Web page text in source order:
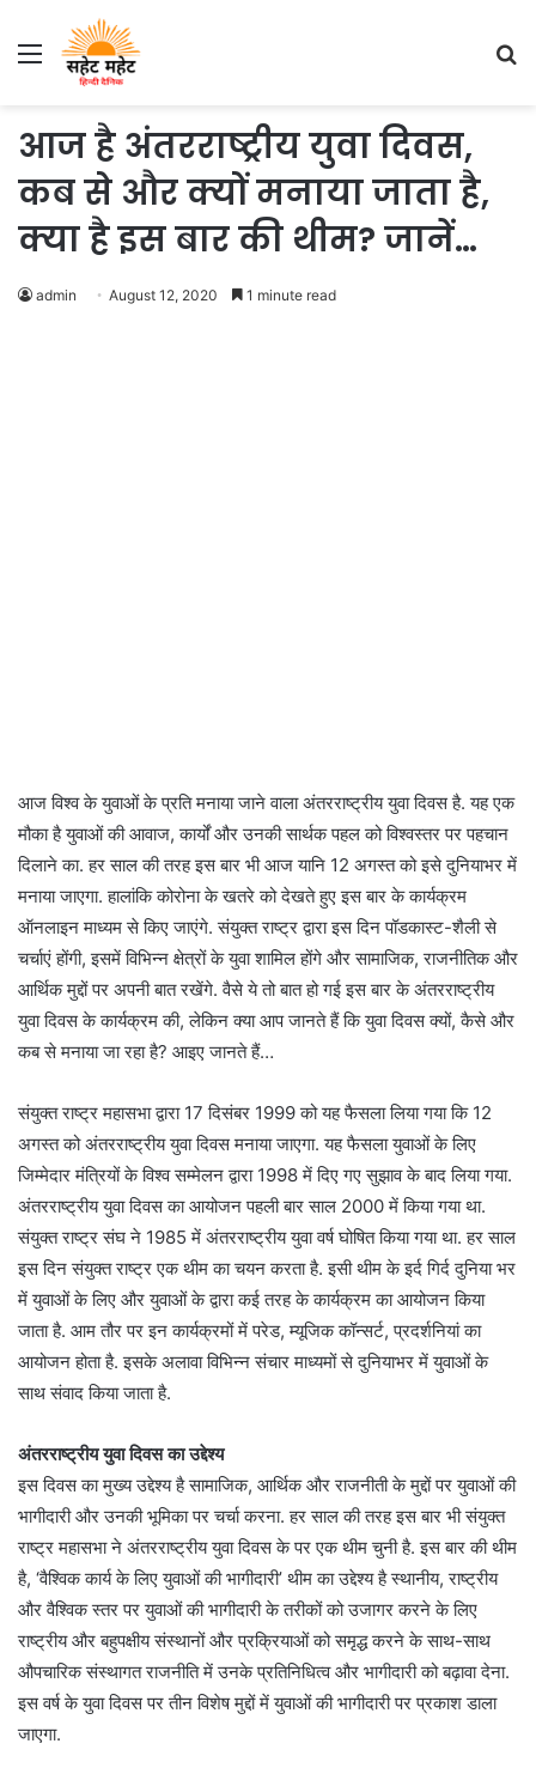
Menu
आज है अंतरराष्ट्रीय युवा दिवस,
कब से और क्यों मनाया जाता है,
क्या है इस बार की थीम? जानें…
admin August 12, 2020 1 minute read
आज विश्व के युवाओं के प्रति मनाया जाने वाला अंतरराष्ट्रीय युवा दिवस है. यह एक
मौका है युवाओं की आवाज, कार्यों और उनकी सार्थक पहल को विश्वस्तर पर पहचान
दिलाने का. हर साल की तरह इस बार भी आज यानि 12 अगस्त को इसे दुनियाभर में
मनाया जाएगा. हालांकि कोरोना के खतरे को देखते हुए इस बार के कार्यक्रम
ऑनलाइन माध्यम से किए जाएंगे. संयुक्त राष्ट्र द्वारा इस दिन पॉडकास्ट-शैली से
चर्चाएं होंगी, इसमें विभिन्न क्षेत्रों के युवा शामिल होंगे और सामाजिक, राजनीतिक और
आर्थिक मुद्दों पर अपनी बात रखेंगे. वैसे ये तो बात हो गई इस बार के अंतरराष्ट्रीय
युवा दिवस के कार्यक्रम की, लेकिन क्या आप जानते हैं कि युवा दिवस क्यों, कैसे और
कब से मनाया जा रहा है? आइए जानते हैं…
संयुक्त राष्ट्र महासभा द्वारा 17 दिसंबर 1999 को यह फैसला लिया गया कि 12
अगस्त को अंतरराष्ट्रीय युवा दिवस मनाया जाएगा. यह फैसला युवाओं के लिए
जिम्मेदार मंत्रियों के विश्व सम्मेलन द्वारा 1998 में दिए गए सुझाव के बाद लिया गया.
अंतरराष्ट्रीय युवा दिवस का आयोजन पहली बार साल 2000 में किया गया था.
संयुक्त राष्ट्र संघ ने 1985 में अंतरराष्ट्रीय युवा वर्ष घोषित किया गया था. हर साल
इस दिन संयुक्त राष्ट्र एक थीम का चयन करता है. इसी थीम के इर्द गिर्द दुनिया भर
में युवाओं के लिए और युवाओं के द्वारा कई तरह के कार्यक्रम का आयोजन किया
जाता है. आम तौर पर इन कार्यक्रमों में परेड, म्यूजिक कॉन्सर्ट, प्रदर्शनियां का
आयोजन होता है. इसके अलावा विभिन्न संचार माध्यमों से दुनियाभर में युवाओं के
साथ संवाद किया जाता है.
अंतरराष्ट्रीय युवा दिवस का उद्देश्य
इस दिवस का मुख्य उद्देश्य है सामाजिक, आर्थिक और राजनीती के मुद्दों पर युवाओं की
भागीदारी और उनकी भूमिका पर चर्चा करना. हर साल की तरह इस बार भी संयुक्त
राष्ट्र महासभा ने अंतरराष्ट्रीय युवा दिवस के पर एक थीम चुनी है. इस बार की थीम
है, ‘वैश्विक कार्य के लिए युवाओं की भागीदारी’ थीम का उद्देश्य है स्थानीय, राष्ट्रीय
और वैश्विक स्तर पर युवाओं की भागीदारी के तरीकों को उजागर करने के लिए
राष्ट्रीय और बहुपक्षीय संस्थानों और प्रक्रियाओं को समृद्ध करने के साथ-साथ
औपचारिक संस्थागत राजनीति में उनके प्रतिनिधित्व और भागीदारी को बढ़ावा देना.
इस वर्ष के युवा दिवस पर तीन विशेष मुद्दों में युवाओं की भागीदारी पर प्रकाश डाला
जाएगा.